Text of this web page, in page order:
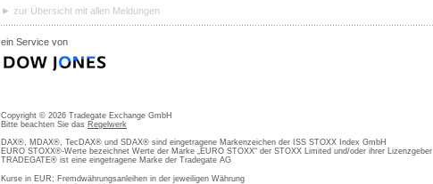
zur Übersicht mit allen Meldungen
ein Service von
Copyright © 2026 Tradegate Exchange GmbH
Bitte beachten Sie das Regelwerk
DAX®, MDAX®, TecDAX® und SDAX® sind eingetragene Markenzeichen der ISS STOXX Index GmbH
EURO STOXX®-Werte bezeichnet Werte der Marke „EURO STOXX“ der STOXX Limited und/oder ihrer Lizenzgeber
TRADEGATE® ist eine eingetragene Marke der Tradegate AG
Kurse in EUR; Fremdwährungsanleihen in der jeweiligen Währung